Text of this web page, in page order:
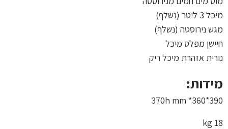
מיכל 3 ליטר (נשלף)
מגש נירוסטה (נשלף)
חיישן מפלס מיכל
נורית אזהרת מיכל ריק
מידות:
370h mm *360*390
18 kg